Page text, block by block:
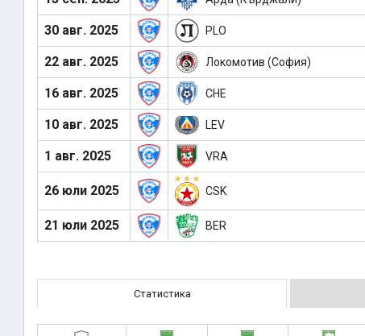
30 авг. 2025 PLO
22 авг. 2025 Локомотив (София)
16 авг. 2025 CHE
10 авг. 2025 LEV
1 авг. 2025 VRA
26 юли 2025 CSK
21 юли 2025 BER
Статистика